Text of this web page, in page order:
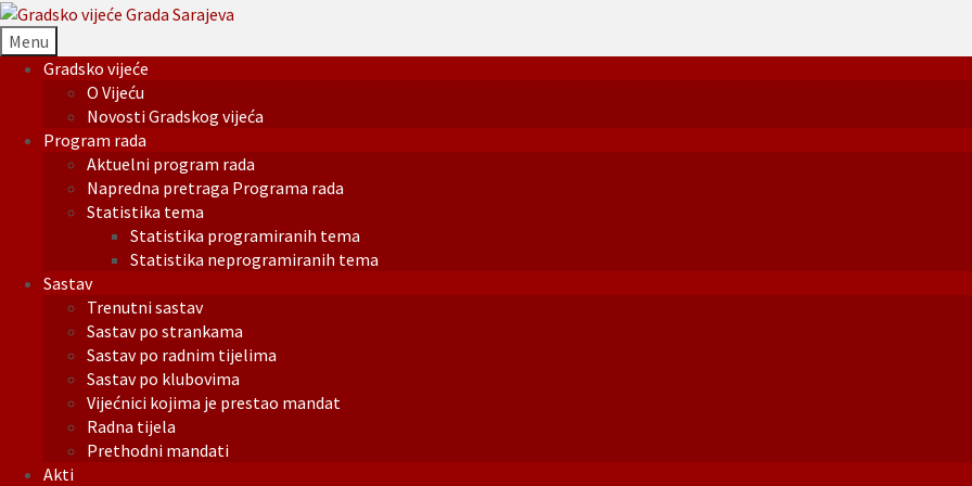
Menu
Gradsko vijeće
O Vijeću
Novosti Gradskog vijeća
Program rada
Aktuelni program rada
Napredna pretraga Programa rada
Statistika tema
Statistika programiranih tema
Statistika neprogramiranih tema
Sastav
Trenutni sastav
Sastav po strankama
Sastav po radnim tijelima
Sastav po klubovima
Vijećnici kojima je prestao mandat
Radna tijela
Prethodni mandati
Akti